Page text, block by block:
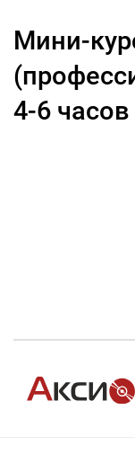
Мини-
4-6